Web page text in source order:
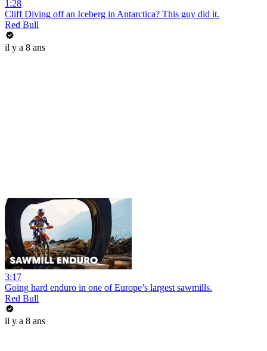
1:28
Cliff Diving off an Iceberg in Antarctica? This guy did it.
Red Bull
il y a 8 ans
3:17
Going hard enduro in one of Europe’s largest sawmills.
Red Bull
il y a 8 ans